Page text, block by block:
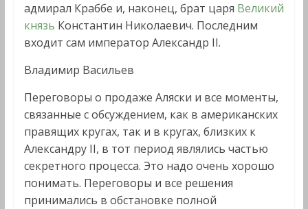
адмирал Краббе и, наконец, брат царя Великий
князь Константин Николаевич. Последним
входит сам император Александр II.
Владимир Васильев
Переговоры о продаже Аляски и все моменты,
связанные с обсуждением, как в американских
правящих кругах, так и в кругах, близких к
Александру II, в тот период являлись частью
секретного процесса. Это надо очень хорошо
понимать. Переговоры и все решения
принимались в обстановке полной